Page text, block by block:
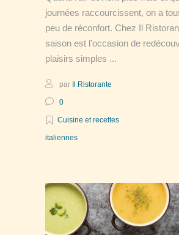
journées raccourcissent, on a
peu de réconfort. Chez Il
saison est l’occasion de
plaisirs simples
par Il Ristorante
0
Cuisine et recettes
italiennes